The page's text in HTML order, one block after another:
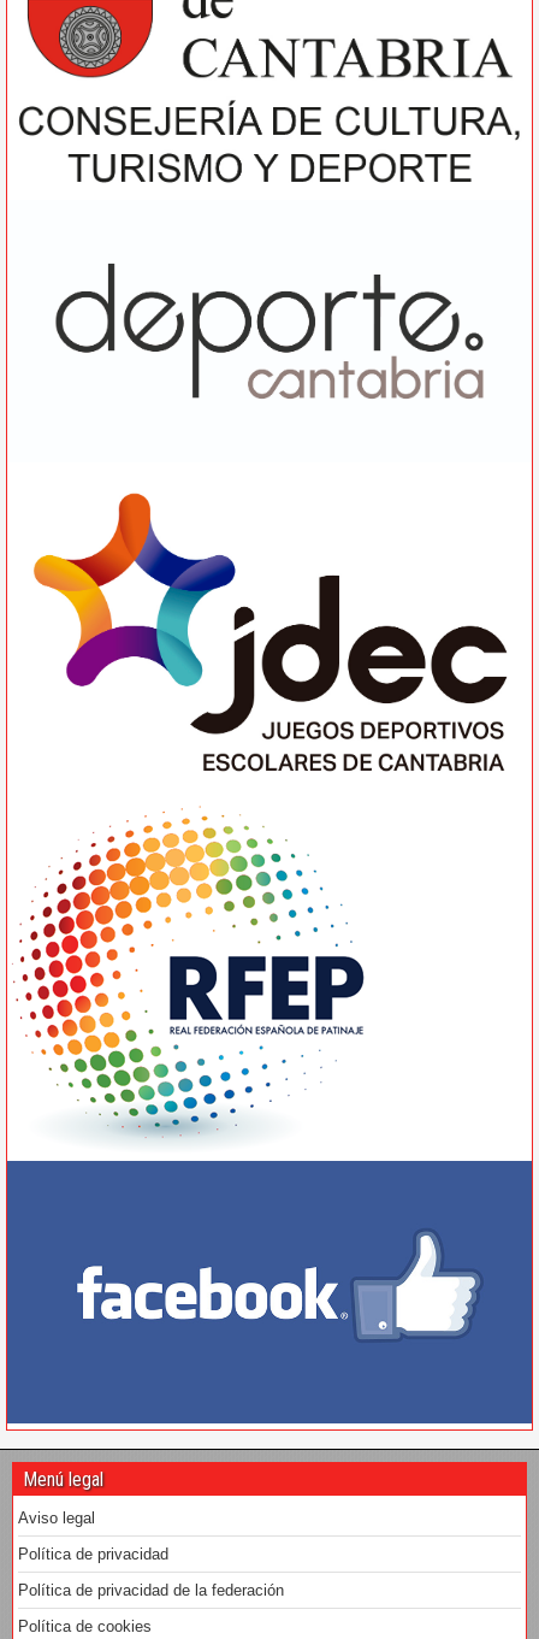
Menú legal
Aviso legal
Política de privacidad
Política de privacidad de la federación
Política de cookies